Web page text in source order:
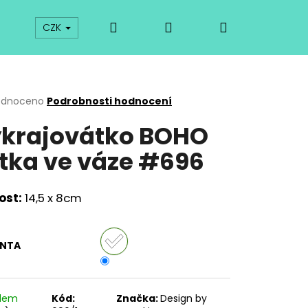
Kurzy Odkazy O vykrajovátkách
CZK Přihlášení
Podrobnosti hodnocení
BOHO
ve váze #696
14,5 x 8cm
Kód:
Značka:Design by